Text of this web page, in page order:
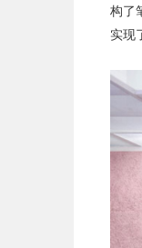
构了
实现